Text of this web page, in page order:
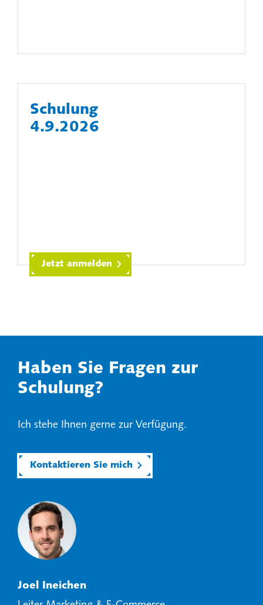
Schulung
4.9.2026
Jetzt anmelden
Haben Sie Fragen zur
Schulung?
Ich stehe Ihnen gerne zur Verfügung.
Kontaktieren Sie mich
Joel Ineichen